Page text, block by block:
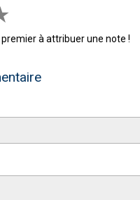
à attribuer une note !